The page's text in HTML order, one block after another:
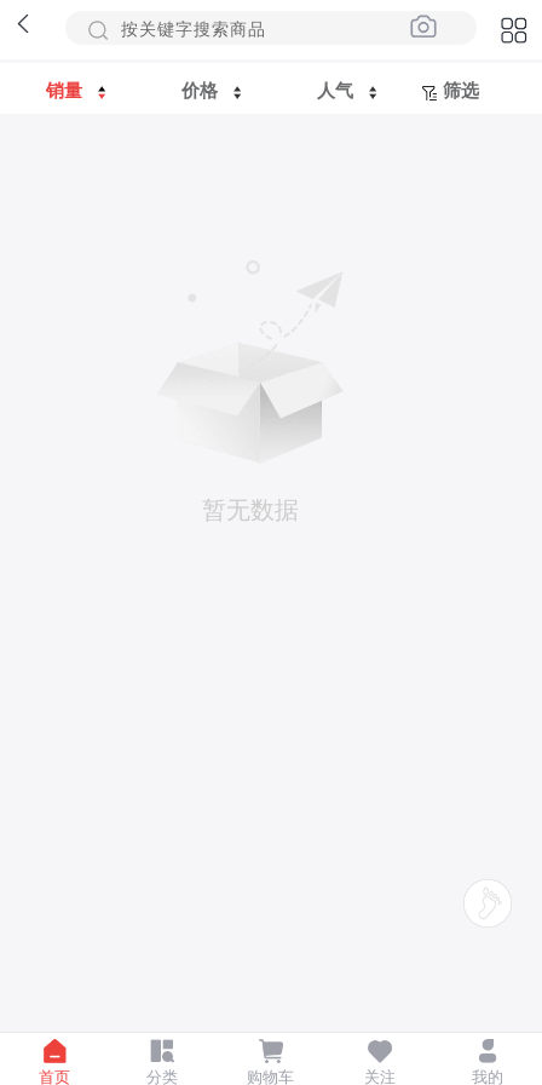
销量 价格 人气 筛选
暂无数据
首页 分类 购物车 关注 我的